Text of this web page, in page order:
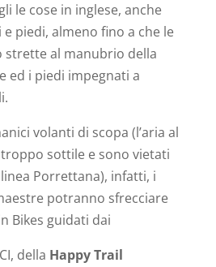
le cose in inglese, anche
e piedi, almeno fino a che le
strette al manubrio della
ed i piedi impegnati a
volanti di scopa (l’aria al
troppo sottile e sono vietati
Porrettana), infatti, i
potranno sfrecciare
Bikes guidati dai
della Happy Trail